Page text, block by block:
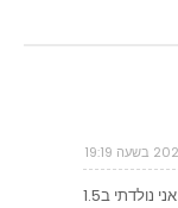
אני נולדתי ב1.5